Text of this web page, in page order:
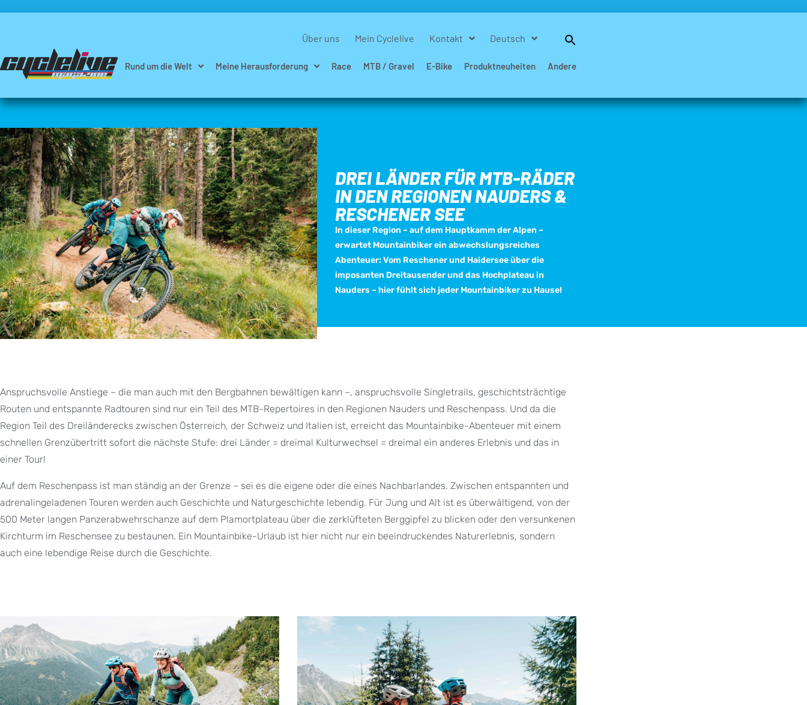
Über uns Mein Cyclelive Kontakt Deutsch
Rund um die Welt Meine Herausforderung Race MTB / Gravel E-Bike Produktneuheiten Andere
DREI LÄNDER FÜR MTB-RÄDER
IN DEN REGIONEN NAUDERS &
RESCHENER SEE
In dieser Region – auf dem Hauptkamm der Alpen –
erwartet Mountainbiker ein abwechslungsreiches
Abenteuer: Vom Reschener und Haidersee über die
imposanten Dreitausender und das Hochplateau in
Nauders – hier fühlt sich jeder Mountainbiker zu Hause!
Anspruchsvolle Anstiege – die man auch mit den Bergbahnen bewältigen kann –, anspruchsvolle Singletrails, geschichtsträchtige
Routen und entspannte Radtouren sind nur ein Teil des MTB-Repertoires in den Regionen Nauders und Reschenpass. Und da die
Region Teil des Dreiländerecks zwischen Österreich, der Schweiz und Italien ist, erreicht das Mountainbike-Abenteuer mit einem
schnellen Grenzübertritt sofort die nächste Stufe: drei Länder = dreimal Kulturwechsel = dreimal ein anderes Erlebnis und das in
einer Tour!
Auf dem Reschenpass ist man ständig an der Grenze – sei es die eigene oder die eines Nachbarlandes. Zwischen entspannten und
adrenalingeladenen Touren werden auch Geschichte und Naturgeschichte lebendig. Für Jung und Alt ist es überwältigend, von der
500 Meter langen Panzerabwehrschanze auf dem Plamortplateau über die zerklüfteten Berggipfel zu blicken oder den versunkenen
Kirchturm im Reschensee zu bestaunen. Ein Mountainbike-Urlaub ist hier nicht nur ein beeindruckendes Naturerlebnis, sondern
auch eine lebendige Reise durch die Geschichte.